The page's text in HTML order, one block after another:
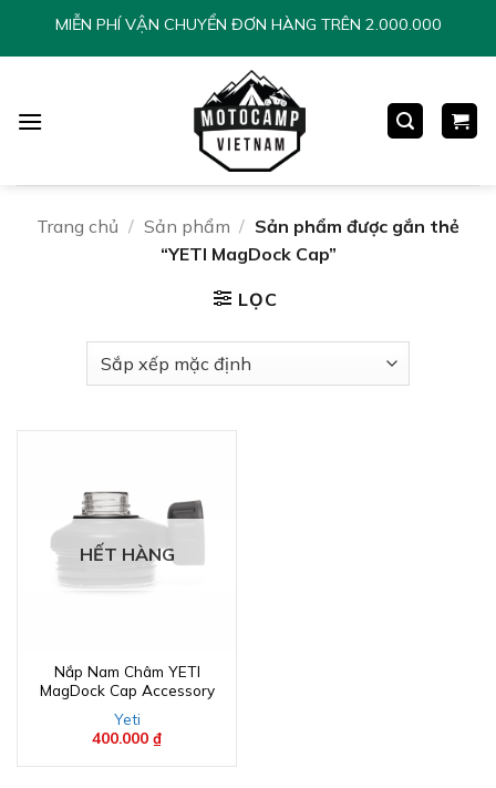
ChuyểnMIỄN PHÍ VẬN CHUYỂN ĐƠN HÀNG TRÊN 2.000.000
Trang chủ / Sản phẩm / Sản phẩm được gắn thẻ
“YETI MagDock Cap”
LỌC
HẾT HÀNG
Nắp Nam Châm YETI
MagDock Cap Accessory
Yeti
400.000 ₫